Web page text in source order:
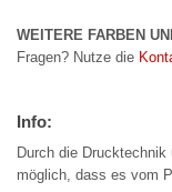
WEITERE FARBEN
Fragen? Nutze die
Info:
Durch die
möglich, dass es vom